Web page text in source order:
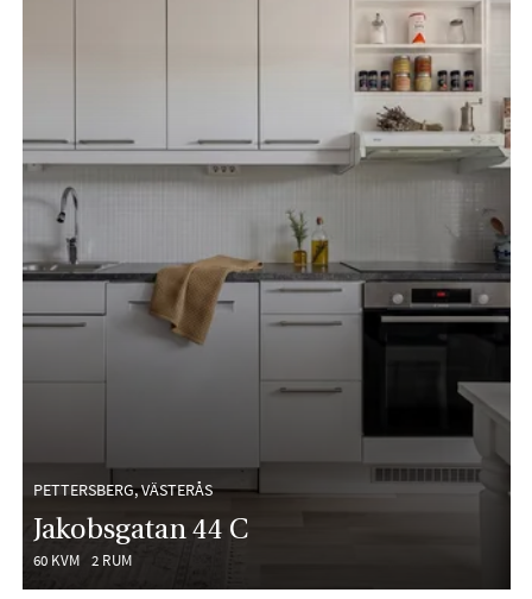
PETTERSBERG, VÄSTERÅS
Jakobsgatan 44 C
60 KVM 2 RUM